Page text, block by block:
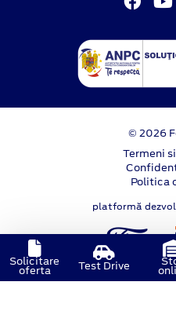
© 2026
Termeni
Politica
platformă
Solicitare
oferta Test Drive